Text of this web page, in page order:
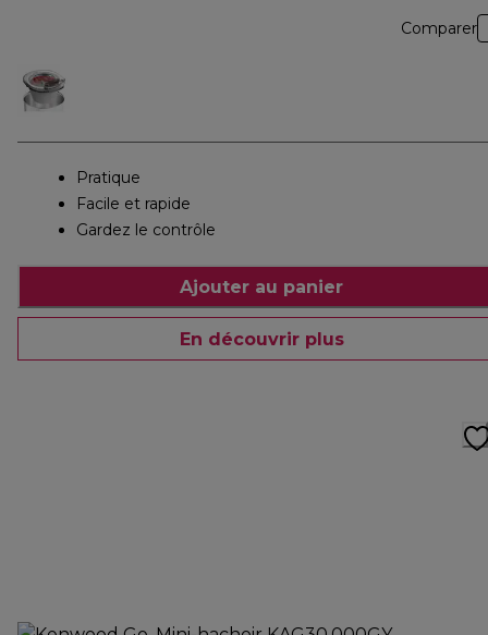
Comparer
Pratique
Facile et rapide
Gardez le contrôle
Ajouter au panier
En découvrir plus